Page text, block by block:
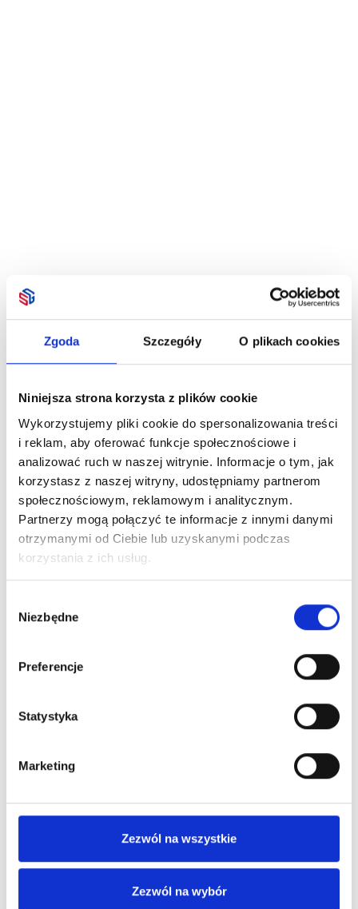
Zgoda Szczegóły O plikach cookies
Niniejsza strona korzysta z plików cookie
Wykorzystujemy pliki cookie do spersonalizowania treści
i reklam, aby oferować funkcje społecznościowe i
analizować ruch w naszej witrynie. Informacje o tym, jak
korzystasz z naszej witryny, udostępniamy partnerom
społecznościowym, reklamowym i analitycznym.
Partnerzy mogą połączyć te informacje z innymi danymi
otrzymanymi od Ciebie lub uzyskanymi podczas
korzystania z ich usług.
zgody
Niezbędne
Preferencje
Statystyka
Marketing
Zezwól na wszystkie
Zezwól na wybór